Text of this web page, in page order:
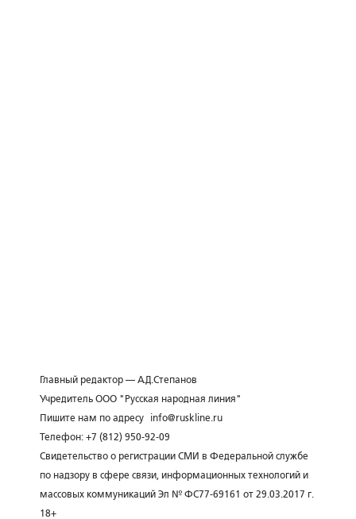
Главный редактор — А.Д.Степанов
Учредитель ООО "Русская народная линия"
Пишите нам по адресу
info@ruskline.ru
Телефон: +7 (812) 950-92-09
Свидетельство о регистрации СМИ в Федеральной службе
по надзору в сфере связи, информационных технологий и
массовых коммуникаций Эл № ФС77-69161 от 29.03.2017 г.
18+